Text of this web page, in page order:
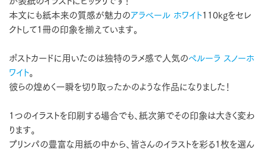
本文にも紙本来の質感が魅力のアラベール ホワイト110kgをセレ
クトして1冊の印象を揃えています。
ポストカードに用いたのは独特のラメ感で人気のペルーラ スノーホ
ワイト。
彼らの煌めく一瞬を切り取ったかのような作品になりました！
1つのイラストを印刷する場合でも、紙次第でその印象は大きく変わ
ります。
プリンパの豊富な用紙の中から、皆さんのイラストを彩る1枚を選ん